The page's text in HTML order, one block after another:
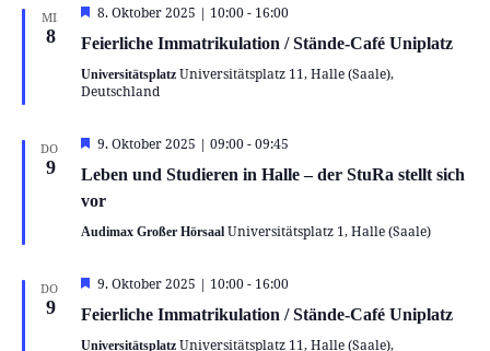
MI.
8
Hervorgehoben
8. Oktober 2025 | 10:00- 16:00
Feierliche Immatrikulation / Stände-Café Uniplatz
Universitätsplatz Universitätsplatz 11, Halle (Saale),
Deutschland
DO.
9
Hervorgehoben
9. Oktober 2025 | 09:00-09:45
Leben und Studieren in Halle – der StuRa stellt sich
vor
Audimax Großer Hörsaal Universitätsplatz 1, Halle (Saale)
DO.
9
Hervorgehoben
9. Oktober 2025 | 10:00- 16:00
Feierliche Immatrikulation / Stände-Café Uniplatz
Universitätsplatz Universitätsplatz 11, Halle (Saale),